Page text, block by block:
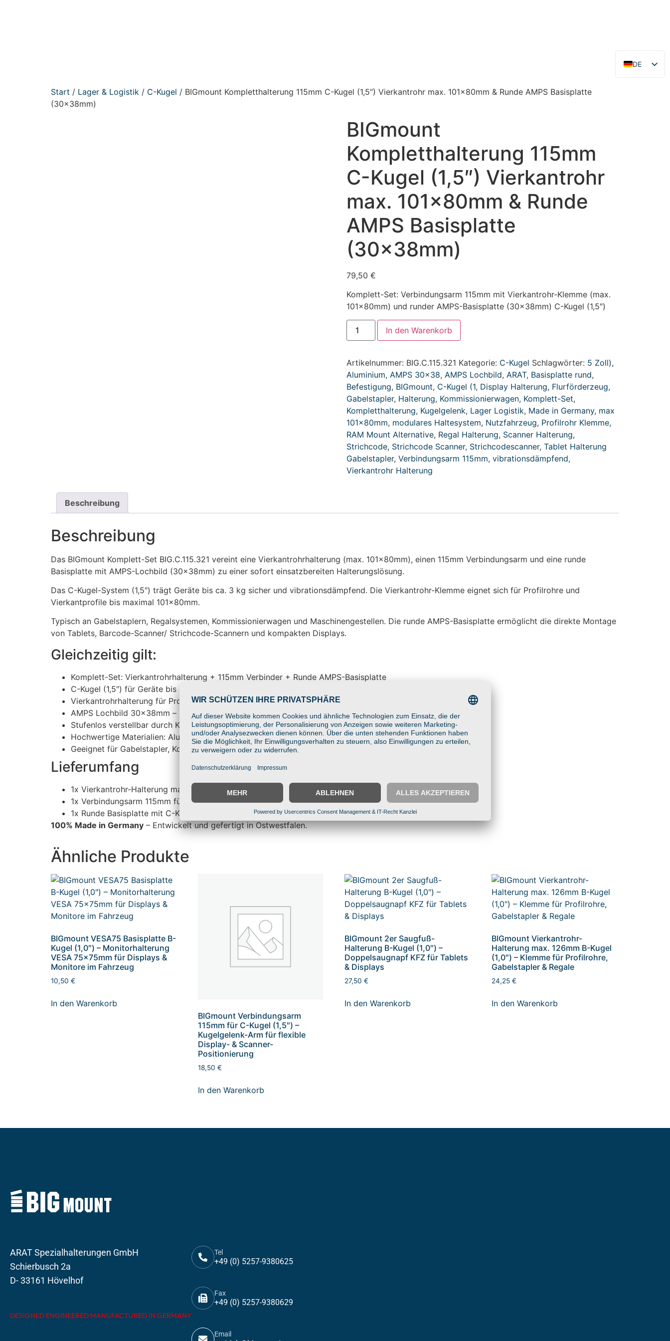
DE
EN
Start / Lager & Logistik / C-Kugel / BIGmount Kompletthalterung 115mm C-Kugel (1,5″) Vierkantrohr max. 101x80mm & Runde AMPS Basisplatte
(30x38mm)
BIGmount
Kompletthalterung 115mm
C-Kugel (1,5″) Vierkantrohr
max. 101x80mm & Runde
AMPS Basisplatte
(30x38mm)
79,50 €
Komplett-Set: Verbindungsarm 115mm mit Vierkantrohr-Klemme (max.
101x80mm) und runder AMPS-Basisplatte (30x38mm) C-Kugel (1,5″)
In den Warenkorb
Artikelnummer: BIG.C.115.321 Kategorie: C-Kugel Schlagwörter: 5 Zoll),
Aluminium, AMPS 30x38, AMPS Lochbild, ARAT, Basisplatte rund,
Befestigung, BIGmount, C-Kugel (1, Display Halterung, Flurförderzeug,
Gabelstapler, Halterung, Kommissionierwagen, Komplett-Set,
Kompletthalterung, Kugelgelenk, Lager Logistik, Made in Germany, max
101x80mm, modulares Haltesystem, Nutzfahrzeug, Profilrohr Klemme,
RAM Mount Alternative, Regal Halterung, Scanner Halterung,
Strichcode, Strichcode Scanner, Strichcodescanner, Tablet Halterung
Gabelstapler, Verbindungsarm 115mm, vibrationsdämpfend,
Vierkantrohr Halterung
Beschreibung
Beschreibung
Das BIGmount Komplett-Set BIG.C.115.321 vereint eine Vierkantrohrhalterung (max. 101x80mm), einen 115mm Verbindungsarm und eine runde
Basisplatte mit AMPS-Lochbild (30x38mm) zu einer sofort einsatzbereiten Halterungslösung.
Das C-Kugel-System (1,5″) trägt Geräte bis ca. 3 kg sicher und vibrationsdämpfend. Die Vierkantrohr-Klemme eignet sich für Profilrohre und
Vierkantprofile bis maximal 101x80mm.
Typisch an Gabelstaplern, Regalsystemen, Kommissionierwagen und Maschinengestellen. Die runde AMPS-Basisplatte ermöglicht die direkte Montage
von Tablets, Barcode-Scanner/ Strichcode-Scannern und kompakten Displays.
Gleichzeitig gilt:
Komplett-Set: Vierkantrohrhalterung + 115mm Verbinder + Runde AMPS-Basisplatte
C-Kugel (1,5″) für Geräte bis ca. 3 kg
Vierkantrohrhalterung für Profile bis max. 101x80mm
AMPS Lochbild 30x38mm – kompatibel mit Tablets, Scannern & Displays
Stufenlos verstellbar durch Kugelgelenk-Technik
Hochwertige Materialien: Aluminium & glasfaserverstärkter Kunststoff
Geeignet für Gabelstapler, Kommissionierwagen, Regale & Industrie
Lieferumfang
1x Vierkantrohr-Halterung max. 101x80mm mit C-Kugel (1,5″)
1x Verbindungsarm 115mm für C-Kugeln (1,5″)
1x Runde Basisplatte mit C-Kugel (1,5″) und AMPS Lochbild 30x38mm
100% Made in Germany – Entwickelt und gefertigt in Ostwestfalen.
Ähnliche Produkte
BIGmount VESA75 Basisplatte B-
Kugel (1,0″) – Monitorhalterung
VESA 75x75mm für Displays &
Monitore im Fahrzeug
10,50 €
In den Warenkorb
BIGmount Verbindungsarm
115mm für C-Kugel (1,5″) –
Kugelgelenk-Arm für flexible
Display- & Scanner-
Positionierung
18,50 €
In den Warenkorb
BIGmount 2er Saugfuß-
Halterung B-Kugel (1,0″) –
Doppelsaugnapf KFZ für Tablets
& Displays
27,50€
In den Warenkorb
BIGmount Vierkantrohr-
Halterung max. 126mm B-Kugel
(1,0″) – Klemme für Profilrohre,
Gabelstapler & Regale
24,25€
In den Warenkorb
ARAT Spezialhalterungen GmbH
Schierbusch 2a
D- 33161 Hövelhof
DESIGNED ENGINEERED MANUFACTURED IN GERMANY
Tel
+49 (0) 5257-9380625
Fax
+49 (0) 5257-9380629
Email